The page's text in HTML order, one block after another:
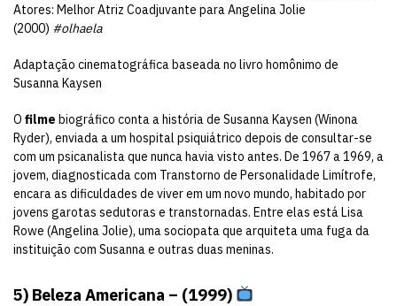
Atores: Melhor Atriz Coadjuvante para Angelina Jolie
(2000) #olhaela
Adaptação cinematográfica baseada no livro homônimo de
Susanna Kaysen
O filme biográfico conta a história de Susanna Kaysen (Winona
Ryder), enviada a um hospital psiquiátrico depois de consultar-se
com um psicanalista que nunca havia visto antes. De 1967 a 1969, a
jovem, diagnosticada com Transtorno de Personalidade Limítrofe,
encara as dificuldades de viver em um novo mundo, habitado por
jovens garotas sedutoras e transtornadas. Entre elas está Lisa
Rowe (Angelina Jolie), uma sociopata que arquiteta uma fuga da
instituição com Susanna e outras duas meninas.
5) Beleza Americana – (1999)